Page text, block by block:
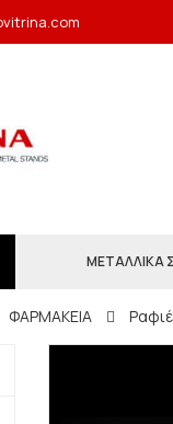
ΜΕΤΑΛΛΙΚΑ
ΦΑΡΜΑΚΕΙΑ